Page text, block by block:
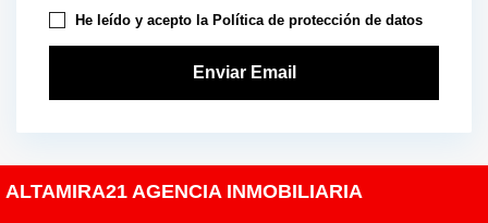
He leído y acepto la Política de protección de datos
ALTAMIRA21 AGENCIA INMOBILIARIA